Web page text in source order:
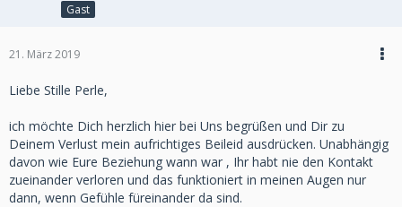
Gast
21. März 2019
Liebe Stille Perle,
ich möchte Dich herzlich hier bei Uns begrüßen und Dir zu
Deinem Verlust mein aufrichtiges Beileid ausdrücken. Unabhängig
davon wie Eure Beziehung wann war , Ihr habt nie den Kontakt
zueinander verloren und das funktioniert in meinen Augen nur
dann, wenn Gefühle füreinander da sind.